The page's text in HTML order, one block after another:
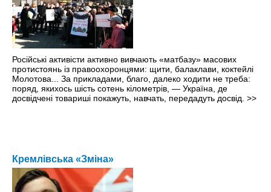
Російські активісти активно вивчають «матбазу» масових
протистоянь із правоохоронцями: щити, балаклави, коктейлі
Молотова... За прикладами, благо, далеко ходити не треба:
поряд, якихось шість сотень кілометрів, — Україна, де
досвідчені товариші покажуть, навчать, передадуть досвід. >>
Кремлівська «Зміна»